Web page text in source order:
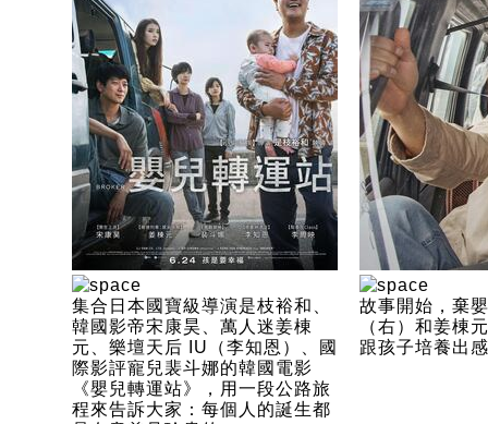
集合日本國寶級導演是枝裕和、
韓國影帝宋康昊、萬人迷姜棟
元、樂壇天后 IU（李知恩）、國
際影評寵兒裴斗娜的韓國電影
《嬰兒轉運站》，用一段公路旅
程來告訴大家：每個人的誕生都
故事開始，棄
（右）和姜棟
跟孩子培養出